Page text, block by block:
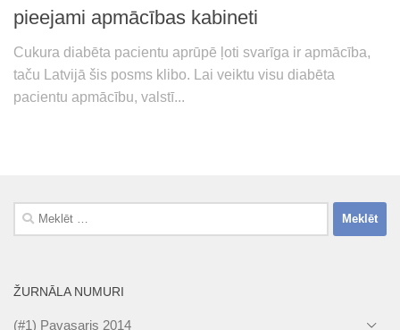
pieejami apmācības kabineti
Cukura diabēta pacientu aprūpē ļoti svarīga ir apmācība,
taču Latvijā šis posms klibo. Lai veiktu visu diabēta
pacientu apmācību, valstī...
Meklēt:
ŽURNĀLA NUMURI
(#1) Pavasaris 2014